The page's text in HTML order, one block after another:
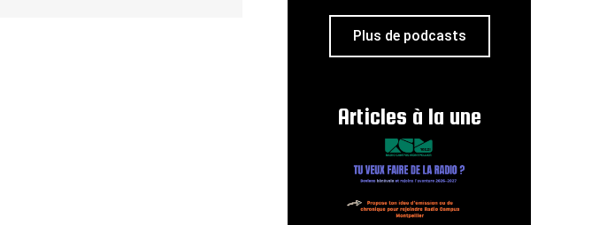
Plus de podcasts
Articles à la une